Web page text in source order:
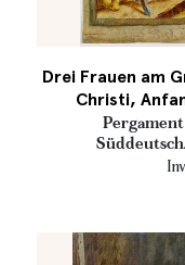
Drei Frauen am
Christi,